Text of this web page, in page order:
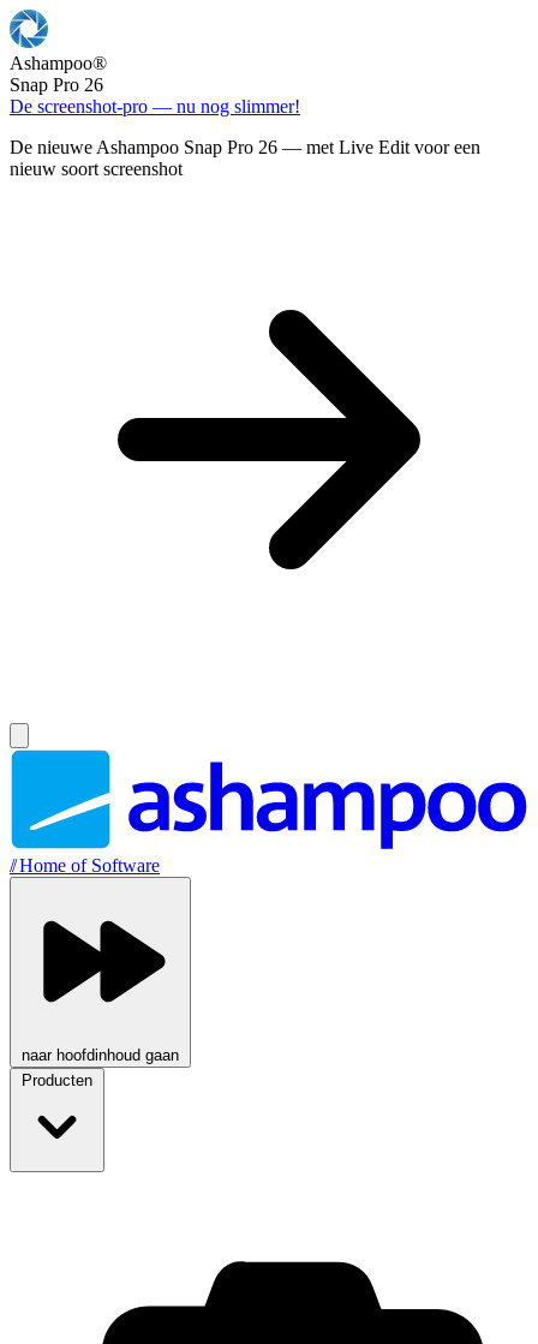
Ashampoo®
Snap Pro 26
De screenshot-pro — nu nog slimmer!
De nieuwe Ashampoo Snap Pro 26 — met Live Edit voor een
nieuw soort screenshot
//Home of Software
naar hoofdinhoud gaan
Producten